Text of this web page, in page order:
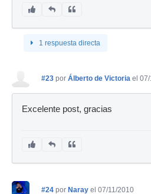
1 respuesta directa
#23 por Álberto de Victoria el
Excelente post, gracias
#24 por Naray el 07/11/2010